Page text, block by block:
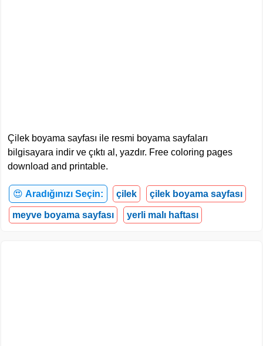
Çilek boyama sayfası ile resmi boyama sayfaları
bilgisayara indir ve çıktı al, yazdır. Free coloring pages
download and printable.
😍 Aradığınızı Seçin: çilek çilek boyama sayfası
meyve boyama sayfası yerli malı haftası